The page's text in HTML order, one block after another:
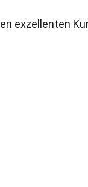
exzellenten